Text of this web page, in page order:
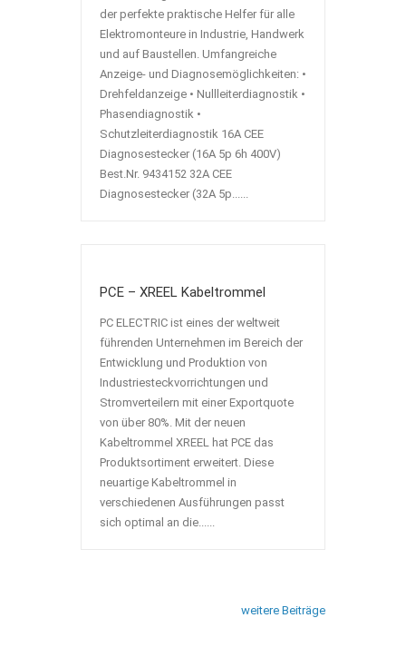
der perfekte praktische Helfer für alle
Elektromonteure in Industrie, Handwerk
und auf Baustellen. Umfangreiche
Anzeige- und Diagnosemöglichkeiten: •
Drehfeldanzeige • Nullleiterdiagnostik •
Phasendiagnostik •
Schutzleiterdiagnostik 16A CEE
Diagnosestecker (16A 5p 6h 400V)
Best.Nr. 9434152 32A CEE
Diagnosestecker (32A 5p......
PCE – XREEL Kabeltrommel
PC ELECTRIC ist eines der weltweit
führenden Unternehmen im Bereich der
Entwicklung und Produktion von
Industriesteckvorrichtungen und
Stromverteilern mit einer Exportquote
von über 80%. Mit der neuen
Kabeltrommel XREEL hat PCE das
Produktsortiment erweitert. Diese
neuartige Kabeltrommel in
verschiedenen Ausführungen passt
sich optimal an die......
weitere Beiträge